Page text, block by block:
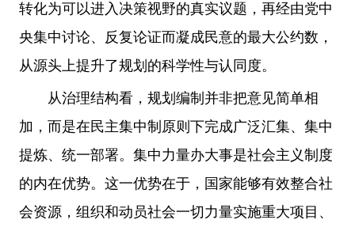
转化为可以进入决策视野的真实议题，再经由党中
央集中讨论、反复论证而凝成民意的最大公约数，
从源头上提升了规划的科学性与认同度。
从治理结构看，规划编制并非把意见简单相
加，而是在民主集中制原则下完成广泛汇集、集中
提炼、统一部署。集中力量办大事是社会主义制度
的内在优势。这一优势在于，国家能够有效整合社
会资源，组织和动员社会一切力量实施重大项目、